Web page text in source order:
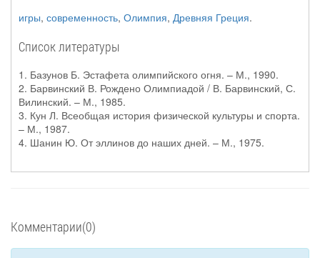
игры, современность, Олимпия, Древняя Греция.
Список литературы
1. Базунов Б. Эстафета олимпийского огня. – М., 1990.
2. Барвинский В. Рождено Олимпиадой / В. Барвинский, С.
Вилинский. – М., 1985.
3. Кун Л. Всеобщая история физической культуры и спорта.
– М., 1987.
4. Шанин Ю. От эллинов до наших дней. – М., 1975.
Комментарии(0)